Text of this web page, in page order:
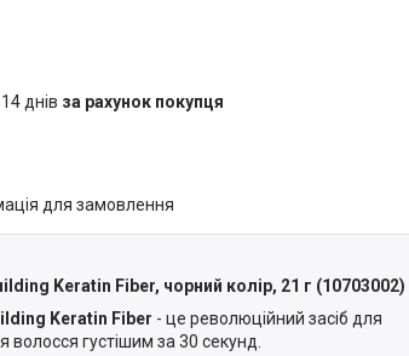
днів за рахунок покупця
для замовлення
Keratin Fiber, чорний колір, 21 г (10703002)
Keratin Fiber - це революційний засіб для
густішим за 30 секунд.